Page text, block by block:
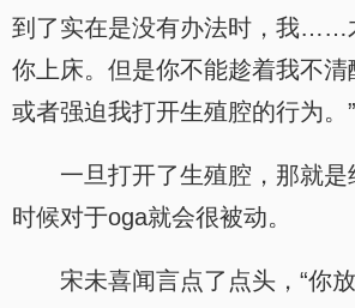
到了实在是没有办法时，我……
你上床。但是你不能趁着我不
或者强迫我打开生殖腔的行为。”
一旦打开了生殖腔，那就是
时候对于oga就会很被动。
宋未喜闻言点了点头，“你